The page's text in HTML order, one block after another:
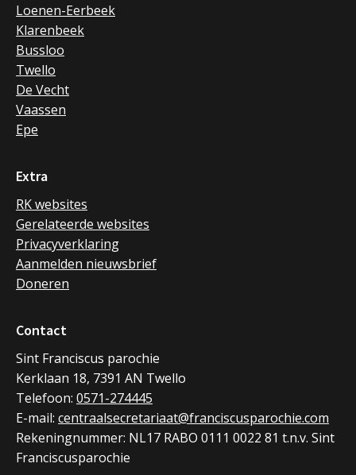
Loenen-Eerbeek
Klarenbeek
Bussloo
Twello
De Vecht
Vaassen
Epe
Extra
RK websites
Gerelateerde websites
Privacyverklaring
Aanmelden nieuwsbrief
Doneren
Contact
Sint Franciscus parochie
Kerklaan 18, 7391 AN Twello
Telefoon: 0571-274445
E-mail: centraalsecretariaat@franciscusparochie.com
Rekeningnummer: NL17 RABO 0111 0022 81 t.n.v. Sint
Franciscusparochie